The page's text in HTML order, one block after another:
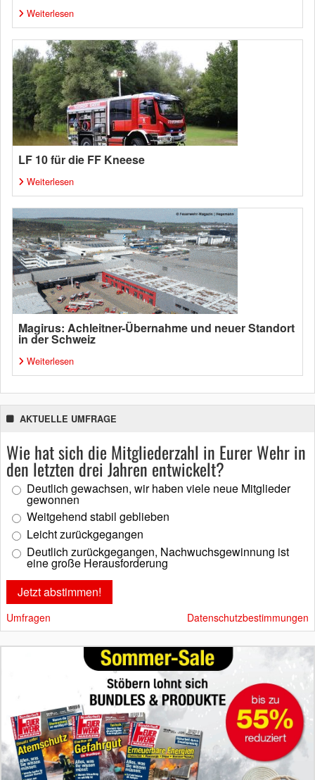
Weiterlesen
LF 10 für die FF Kneese
Weiterlesen
Magirus: Achleitner-Übernahme und neuer Standort
in der Schweiz
Weiterlesen
AKTUELLE UMFRAGE
Wie hat sich die Mitgliederzahl in Eurer Wehr in
den letzten drei Jahren entwickelt?
Deutlich gewachsen, wir haben viele neue Mitglieder
gewonnen
Weitgehend stabil geblieben
Leicht zurückgegangen
Deutlich zurückgegangen, Nachwuchsgewinnung ist
eine große Herausforderung
Umfragen Datenschutzbestimmungen